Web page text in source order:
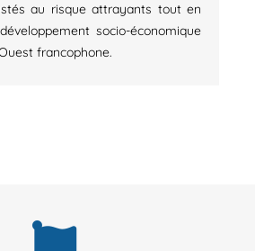
au risque attrayants tout en
socio-économique
francophone.